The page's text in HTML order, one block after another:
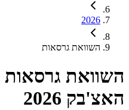
2026
השוואת גרסאות
השוואת גרסאות
האצ'בק 2026